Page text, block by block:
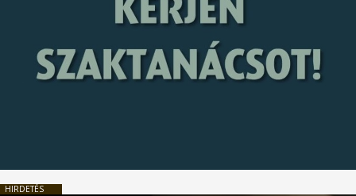
HIRDETÉS